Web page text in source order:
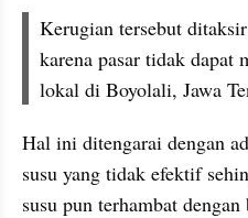
Kerugian tersebut
karena pasar tidak dapat
lokal di Boyolali, Jawa
Hal ini ditengarai dengan
susu yang tidak efektif
susu pun terhambat